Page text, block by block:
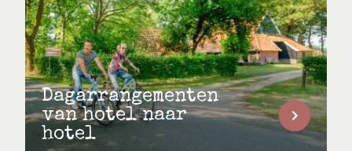
Dagarrangementen
van hotel naar
hotel